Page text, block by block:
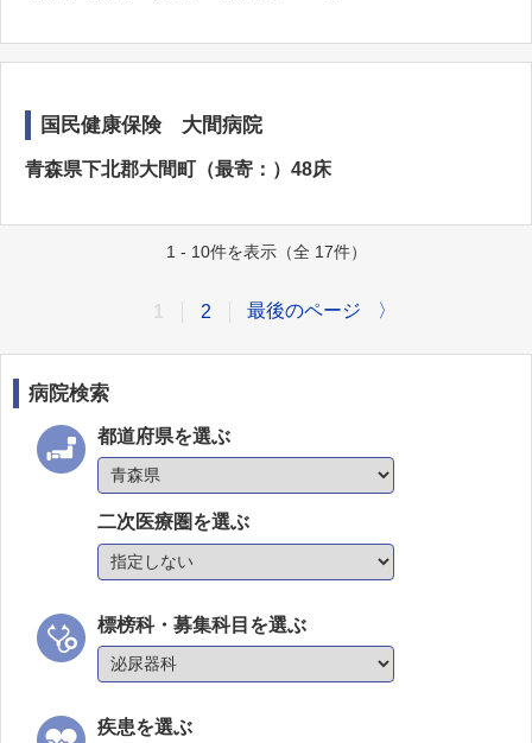
国民健康保険 大間病院
青森県下北郡大間町（最寄：）48床
1 - 10件を表示（全 17件）
2 最後のページ 〉
病院検索
都道府県を選ぶ
二次医療圏を選ぶ
標榜科・募集科目を選ぶ
疾患を選ぶ